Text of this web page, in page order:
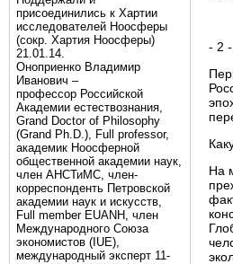
присоединились к Хартии
исследователей Ноосферы
(сокр. Хартия Ноосферы)
21.01.14.
Оноприенко Владимир
Иванович –
профессор Российской
Академии естествознания,
Grand Doctor of Philosophy
(Grand Ph.D.), Full professor,
академик Ноосферной
общественной академии наук,
член АНСТиМС, член-
корреспонденть Петровской
академии наук и искусств,
Full member EUANH, член
Международного Союза
экономистов (IUE),
международный эксперт 11-
- 2 -
На